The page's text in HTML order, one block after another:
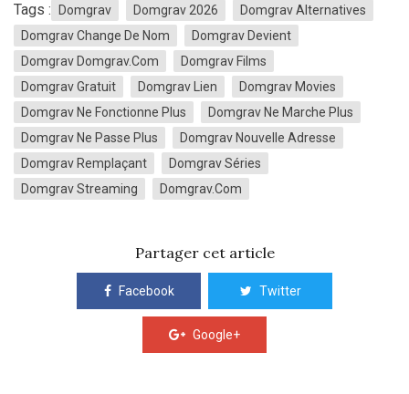
Tags : Domgrav Domgrav 2026
Domgrav Alternatives
Domgrav Change De Nom
Domgrav Devient
Domgrav Domgrav.com
Domgrav Films
Domgrav Gratuit
Domgrav Lien
Domgrav Movies
Domgrav Ne Fonctionne Plus
Domgrav Ne Marche Plus
Domgrav Ne Passe Plus
Domgrav Nouvelle Adresse
Domgrav Remplaçant
Domgrav Séries
Domgrav Streaming
Domgrav.com
Partager cet article
Facebook Twitter
Google+